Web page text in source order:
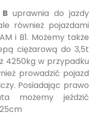
uprawnia do jazdy
również pojazdami
i B1. Możemy także
ciężarową do 3,5t
4250kg w przypadku
prowadzić pojazd
Posiadając prawo
możemy jeździć